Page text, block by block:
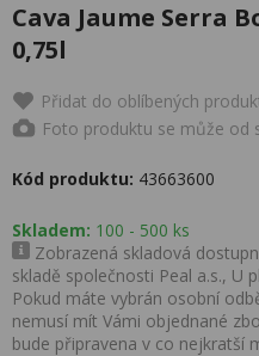
Cava Jaume Serra
0,75l
Přidat do oblíbených
Foto produktu se může od
Kód produktu: 43663600
Skladem: 100 - 500 ks
Zobrazená skladová
skladě společnosti Peal a.s., U
Pokud máte vybrán osobní
nemusí mít Vámi objednané
bude připravena v co nejkratší